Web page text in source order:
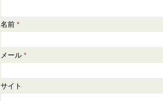
名前 *
メール *
サイト